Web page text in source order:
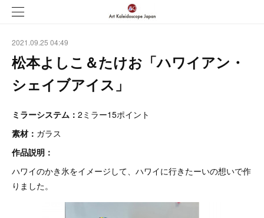
2021.09.25 04:49
松本よしこ＆たけお「ハワイアン・
シェイブアイス」
ミラーシステム： 2ミラー15ポイント
素材： ガラス
作品説明：
ハワイのかき氷をイメージして、ハワイに行きたーいの想いで作
りました。